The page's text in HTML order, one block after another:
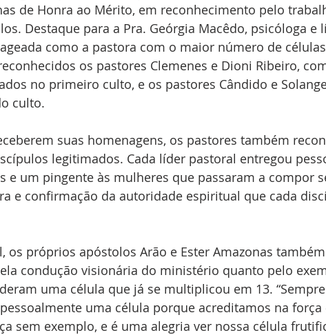
de Honra ao Mérito, em reconhecimento pelo
Destaque para a Pra. Geórgia Macêdo, psicóloga e
como a pastora com o maior número de
os pastores Clemenes e Dioni Ribeiro,
no primeiro culto, e os pastores Cândido e
culto.
suas homenagens, os pastores também
legitimados. Cada líder pastoral entregou
e um pingente às mulheres que passaram a compor
e confirmação da autoridade espiritual que cada
os próprios apóstolos Arão e Ester Amazonas
condução visionária do ministério quanto pelo
uma célula que já se multiplicou em 13.
uma célula porque acreditamos na
sem exemplo, e é uma alegria ver nossa célula